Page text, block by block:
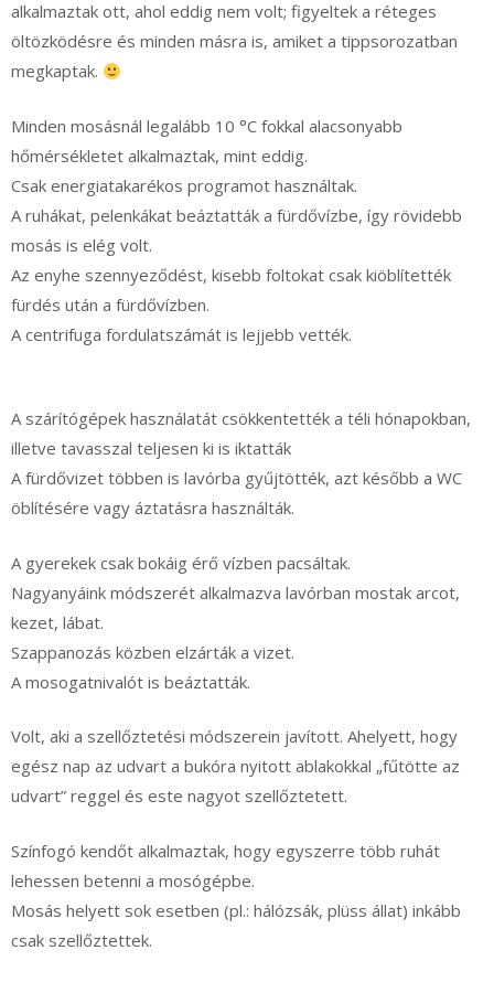
alkalmaztak ott, ahol eddig nem volt; figyeltek a réteges
öltözködésre és minden másra is, amiket a tippsorozatban
megkaptak.
Minden mosásnál legalább 10 °C fokkal alacsonyabb
hőmérsékletet alkalmaztak, mint eddig.
Csak energiatakarékos programot használtak.
A ruhákat, pelenkákat beáztatták a fürdővízbe, így rövidebb
mosás is elég volt.
Az enyhe szennyeződést, kisebb foltokat csak kiöblítették
fürdés után a fürdővízben.
A centrifuga fordulatszámát is lejjebb vették.
A szárítógépek használatát csökkentették a téli hónapokban,
illetve tavasszal teljesen ki is iktatták
A fürdővizet többen is lavórba gyűjtötték, azt később a WC
öblítésére vagy áztatásra használták.
A gyerekek csak bokáig érő vízben pacsáltak.
Nagyanyáink módszerét alkalmazva lavórban mostak arcot,
kezet, lábat.
Szappanozás közben elzárták a vizet.
A mosogatnivalót is beáztatták.
Volt, aki a szellőztetési módszerein javított. Ahelyett, hogy
egész nap az udvart a bukóra nyitott ablakokkal „fűtötte az
udvart” reggel és este nagyot szellőztetett.
Színfogó kendőt alkalmaztak, hogy egyszerre több ruhát
lehessen betenni a mosógépbe.
Mosás helyett sok esetben (pl.: hálózsák, plüss állat) inkább
csak szellőztettek.